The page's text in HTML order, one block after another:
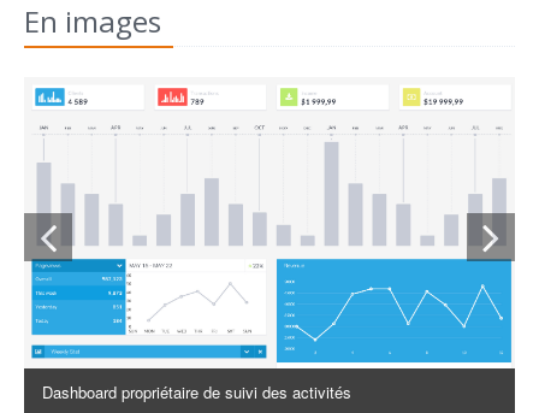
En images
Dashboard propriétaire de suivi des activités